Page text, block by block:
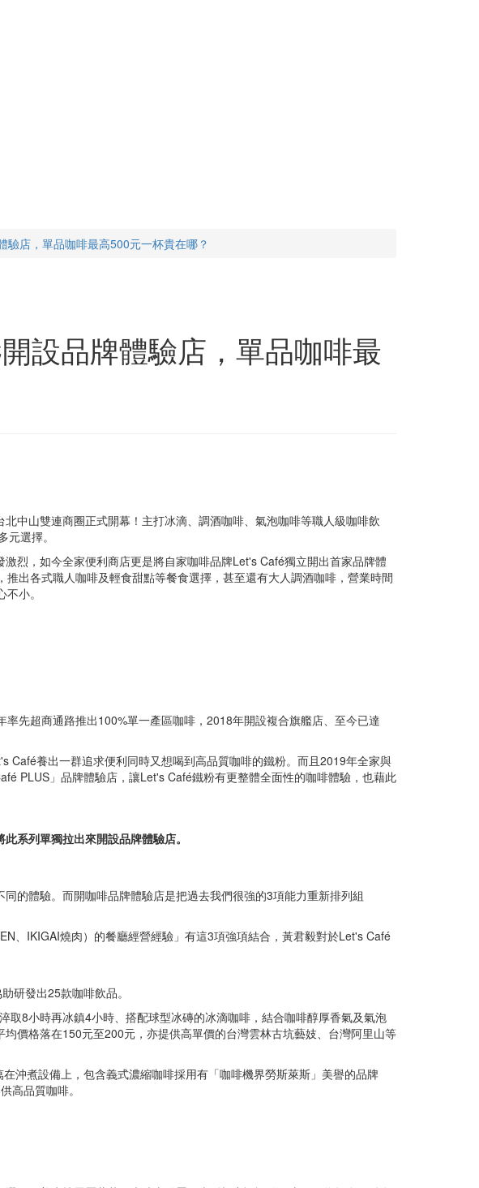
店，單品咖啡最高500元一杯貴在哪？
設品牌體驗店，單品咖啡最
中山雙連商圈正式開幕！主打冰滴、調酒咖啡、氣泡咖啡等職人級咖啡飲
選擇。
烈，如今全家便利商店更是將自家咖啡品牌Let's Café獨立開出首家品牌體
出各式職人咖啡及輕食甜點等餐食選擇，甚至還有大人調酒咖啡，營業時間
小。
先超商通路推出100%單一產區咖啡，2018年開設複合旗艦店、至今已達
Café養出一群追求便利同時又想喝到高品質咖啡的鐵粉。而且2019年全家與
PLUS」品牌體驗店，讓Let's Café鐵粉有更整體全面性的咖啡體驗，也藉此
系列單獨拉出來開設品牌體驗店。
的體驗。而開咖啡品牌體驗店是把過去我們很強的3項能力重新排列組
、IKIGAI燒肉）的餐廳經營經驗」有這3項強項結合，黃君毅對於Let's Café
研發出25款咖啡飲品。
8小時再冰鎮4小時、搭配球型冰磚的冰滴咖啡，結合咖啡醇厚香氣及氣泡
價格落在150元至200元，亦提供高單價的台灣雲林古坑藝妓、台灣阿里山等
沖煮設備上，包含義式濃縮咖啡採用有「咖啡機界勞斯萊斯」美譽的品牌
高品質咖啡。